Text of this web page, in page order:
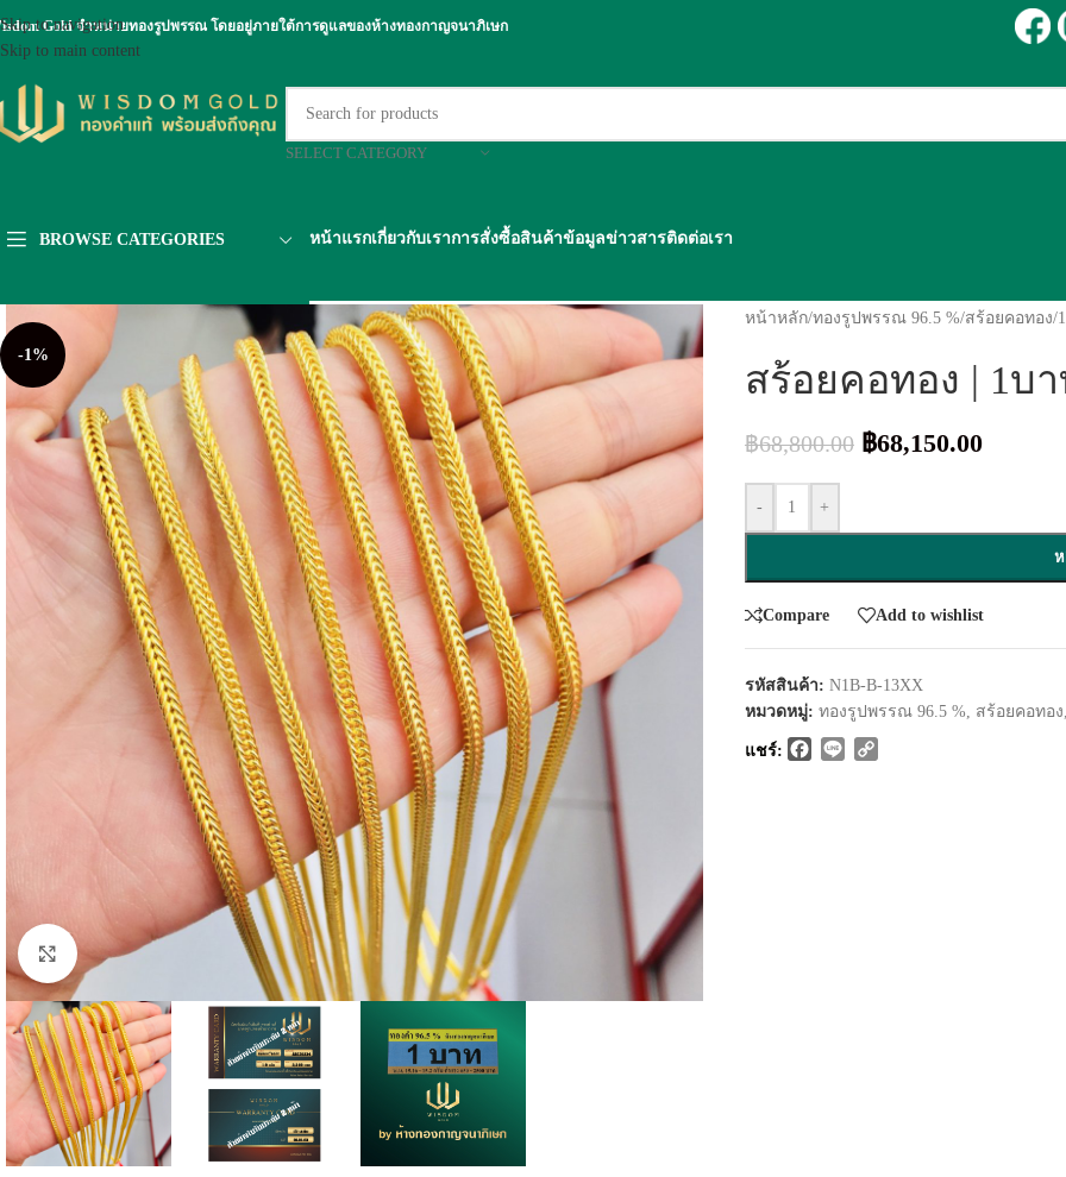
Skip to navigation
Skip to main content
Gold จำหน่ายทองรูปพรรณ โดยอยู่ภายใต้การดูแลของห้างทองกาญจนาภิเษก
SELECT CATEGORY
BROWSE CATEGORIES หน้าแรกเกี่ยวกับเราการสั่งซื้อสินค้าข้อมูลข่าวสารติดต่อเรา
-1%
Click to enlarge
หน้าหลัก/ทองรูปพรรณ 96.5 %/สร้อยคอทอง/
สร้อยคอทอง | 1บ
฿68,800.00 ฿68,150.00
- +
ห
Compare Add to wishlist
รหัสสินค้า: N1B-B-13XX
หมวดหมู่: ทองรูปพรรณ 96.5 %, สร้อยคอทอง,
แชร์: Facebook
Line